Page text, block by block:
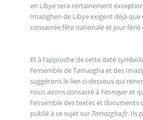
en Libye sera certainement
Imazighen de Libye exigent déjà
consacrée fête nationale et jour férié
Et à l’approche de cette daté
l’ensemble de Tamazgha et des
suggérons le lien ci-dessous qui renvoie à u
nous avons consacré à Yennayeret
l’ensemble des textes et documents
publié à ce sujet sur Tamazgha.fr. Ils